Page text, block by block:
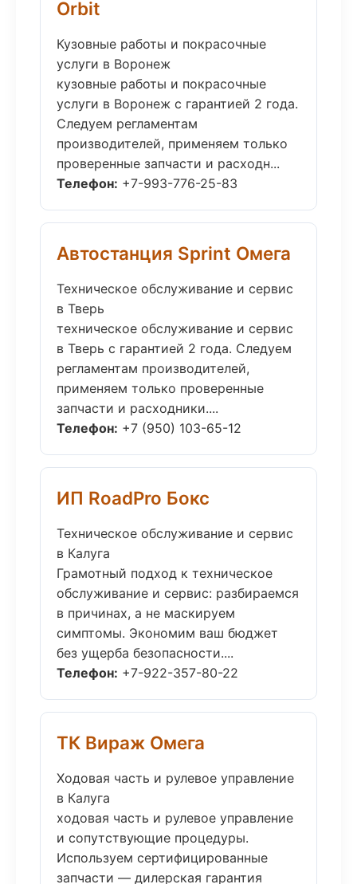
Orbit
Кузовные работы и покрасочные
услуги в Воронеж
кузовные работы и покрасочные
услуги в Воронеж с гарантией 2 года.
Следуем регламентам
производителей, применяем только
проверенные запчасти и расходн...
Телефон: +7-993-776-25-83
Автостанция Sprint Омега
Техническое обслуживание и сервис
в Тверь
техническое обслуживание и сервис
в Тверь с гарантией 2 года. Следуем
регламентам производителей,
применяем только проверенные
запчасти и расходники....
Телефон: +7 (950) 103-65-12
ИП RoadPro Бокс
Техническое обслуживание и сервис
в Калуга
Грамотный подход к техническое
обслуживание и сервис: разбираемся
в причинах, а не маскируем
симптомы. Экономим ваш бюджет
без ущерба безопасности....
Телефон: +7-922-357-80-22
ТК Вираж Омега
Ходовая часть и рулевое управление
в Калуга
ходовая часть и рулевое управление
и сопутствующие процедуры.
Используем сертифицированные
запчасти — дилерская гарантия